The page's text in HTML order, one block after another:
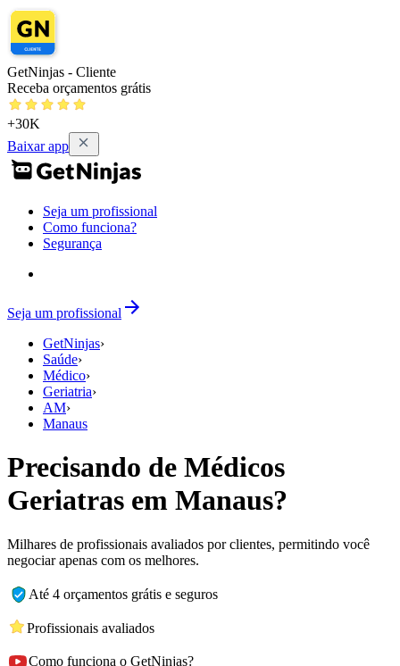
GetNinjas - Cliente
Receba orçamentos grátis
+30K
Baixar app
Seja um profissional
Como funciona?
Segurança
Seja um profissional
GetNinjas›
Saúde›
Médico›
Geriatria›
AM›
Manaus
Precisando de Médicos
Geriatras em Manaus?
Milhares de profissionais avaliados por clientes, permitindo você
negociar apenas com os melhores.
Até 4 orçamentos grátis e seguros
Profissionais avaliados
Como funciona o GetNinjas?